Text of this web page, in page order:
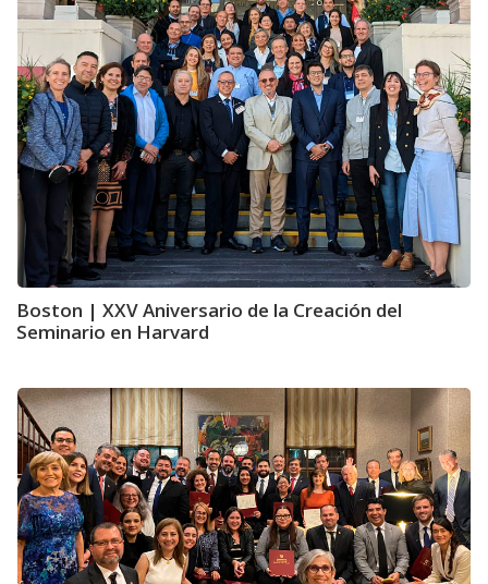
Boston | XXV Aniversario de la Creación del
Seminario en Harvard